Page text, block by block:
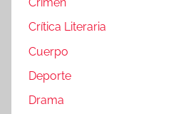
Crítica Literaria
Cuerpo
Deporte
Drama